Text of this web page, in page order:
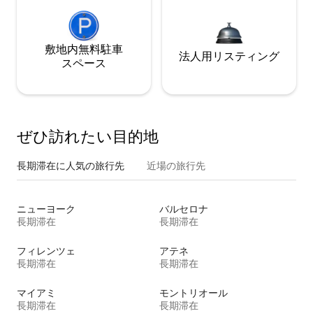
敷地内無料駐⁠車
ス⁠ペ⁠ー⁠ス
法人用リスティング
ぜひ訪⁠れ⁠た⁠い目⁠的⁠地
長期滞在に人気の旅行先 近場の旅行先
ニューヨーク
長期滞在
バルセロナ
長期滞在
フィレンツェ
長期滞在
アテネ
長期滞在
マイアミ
長期滞在
モントリオール
長期滞在